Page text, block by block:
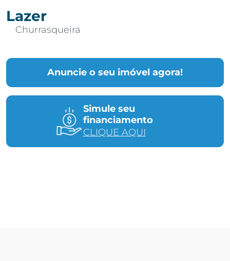
Anuncie o seu imóvel agora!
Simule seu
financiamento
CLIQUE AQUI
Lazer
Churrasqueira